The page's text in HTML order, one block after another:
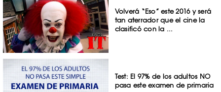
Volverá “Eso” este 2016 y será
tan aterrador que el cine la
clasificó con la ...
Test: El 97% de los adultos NO
pasa este examen de primaria